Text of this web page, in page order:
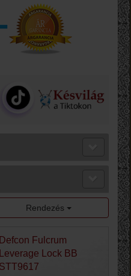
Rendezés
Defcon Fulcrum
Leverage Lock BB
STT9617